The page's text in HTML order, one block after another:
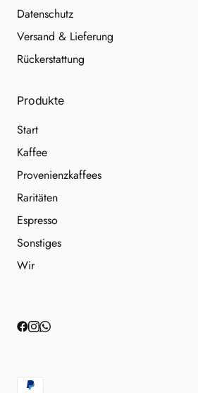
Datenschutz
Versand & Lieferung
Rückerstattung
Produkte
Start
Kaffee
Provenienzkaffees
Raritäten
Espresso
Sonstiges
Wir